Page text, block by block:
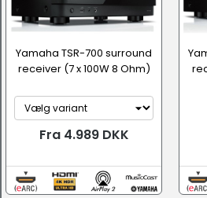
Yamaha TSR-700 surround
receiver (7 x 100W 8 Ohm)
Fra 4.989 DKK